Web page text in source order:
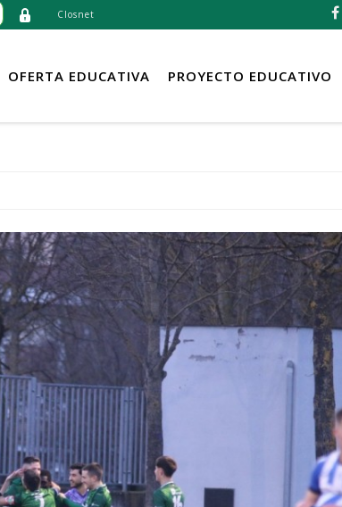
Closnet
OFERTA EDUCATIVA PROYECTO EDUCATIVO